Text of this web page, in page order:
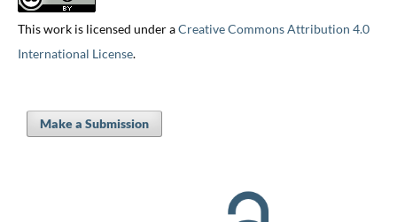
This work is licensed under aCreative Commons Attribution 4.0
International License.
Make a Submission